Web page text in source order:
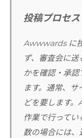
投稿プロセス
Awwwards に
ず、審査会に
かを確認・承認
ます。通常、
どを要します
作業で行って
数の場合には、